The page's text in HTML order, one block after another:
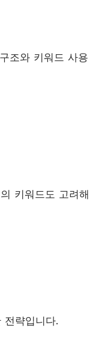
조와 키워드 사용
키워드도 고려해
략입니다.